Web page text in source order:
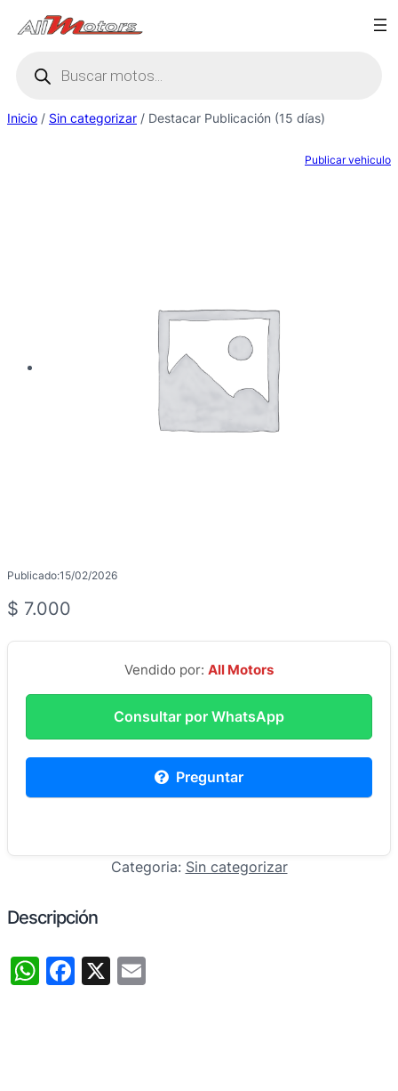
Saltar
al
productos
Inicio / Sin categorizar / Destacar Publicación (15 días)
Publicar vehiculo
Publicado:15/02/2026
$ 7.000
Vendido por: All Motors
Consultar por WhatsApp
Preguntar
Categoria: Sin categorizar
Descripción
WhatsApp
Facebook
X